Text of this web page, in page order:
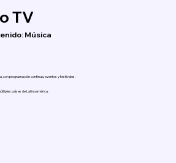
TV
Música
con programación continua, eventos y festivales.
países de Latinoamérica.